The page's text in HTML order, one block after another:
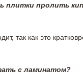
плитки пролить
так как это
с ламинатом?